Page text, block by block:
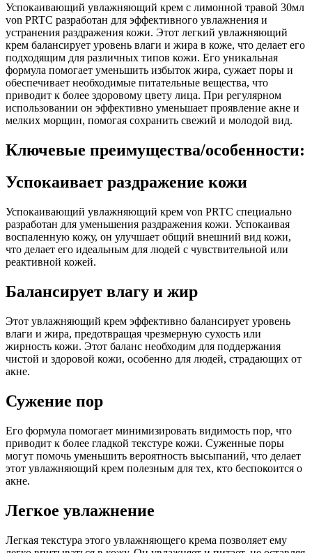
Успокаивающий увлажняющий крем с лимонной травой 30мл
von PRTC разработан для эффективного увлажнения и
устранения раздражения кожи. Этот легкий увлажняющий
крем балансирует уровень влаги и жира в коже, что делает его
подходящим для различных типов кожи. Его уникальная
формула помогает уменьшить избыток жира, сужает поры и
обеспечивает необходимые питательные вещества, что
приводит к более здоровому цвету лица. При регулярном
использовании он эффективно уменьшает проявление акне и
мелких морщин, помогая сохранить свежий и молодой вид.
Ключевые преимущества/особенности:
Успокаивает раздражение кожи
Успокаивающий увлажняющий крем von PRTC специально
разработан для уменьшения раздражения кожи. Успокаивая
воспаленную кожу, он улучшает общий внешний вид кожи,
что делает его идеальным для людей с чувствительной или
реактивной кожей.
Балансирует влагу и жир
Этот увлажняющий крем эффективно балансирует уровень
влаги и жира, предотвращая чрезмерную сухость или
жирность кожи. Этот баланс необходим для поддержания
чистой и здоровой кожи, особенно для людей, страдающих от
акне.
Сужение пор
Его формула помогает минимизировать видимость пор, что
приводит к более гладкой текстуре кожи. Суженные поры
могут помочь уменьшить вероятность высыпаний, что делает
этот увлажняющий крем полезным для тех, кто беспокоится о
акне.
Легкое увлажнение
Легкая текстура этого увлажняющего крема позволяет ему